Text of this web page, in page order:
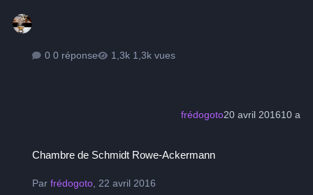
0 réponse 1,3k vues
frédogoto20 avril 201610 a
Chambre de Schmidt Rowe-Ackermann
Parfrédogoto 22 avril 2016